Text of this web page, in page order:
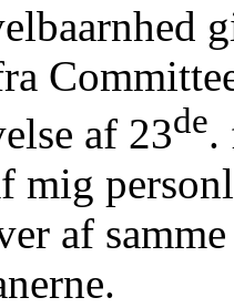
af 23de.
mig
af